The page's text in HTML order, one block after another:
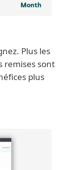
Plus les
remises sont
plus